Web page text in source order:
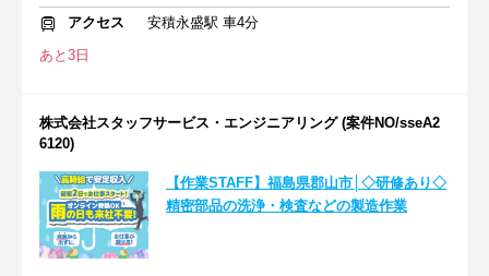
アクセス
安積永盛駅 車4分
あと3日
株式会社スタッフサービス・エンジニアリング (案件NO/sseA2
6120)
【作業STAFF】福島県郡山市│◇研修あり◇
精密部品の洗浄・検査などの製造作業